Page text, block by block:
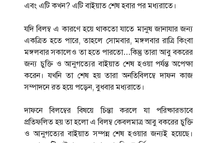
এবং এটি কখন? এটি বাইয়াত শেষ হবার পর মধ্যরাতে।
যদি বিলম্ব এ কারণে হয়ে থাকতো যাতে মানুষ জানাযার জন্য
একত্রিত হতে পারে, তাহলে সোমবার, মঙ্গলবার রাত্রি কিংবা
মঙ্গলবার সকালেও তা হতে পারতো…কিন্তু তারা আবু বকরের
জন্য চুক্তি ও আনুগত্যের বাইয়াত শেষ হওয়া পর্যন্ত অপেক্ষা
করেন। যখনি তা শেষ হয় তারা অনতিবিলম্বে দাফন কাজ
সম্পাদনে রত হয়ে পড়েন, বুধবার মধ্যরাতে।
দাফনে বিলম্বের বিষয়ে চিন্তা করলে যা পরিষ্কারভাবে
প্রতিফলিত হয় তা হলো এ বিলম্ব কেবলমাত্র আবু বকরের চুক্তি
ও আনুগত্যের বাইয়াত সম্পন্ন শেষ হওয়ার জন্যই হয়েছে।